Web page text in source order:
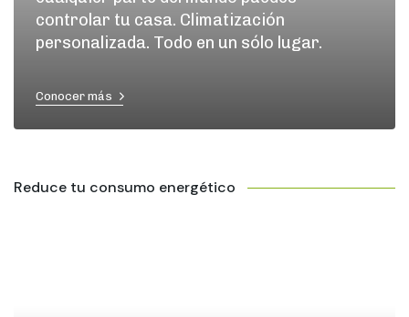
controlar tu casa. Climatización
personalizada. Todo en un sólo lugar.
Conocer más
Reduce tu consumo energético